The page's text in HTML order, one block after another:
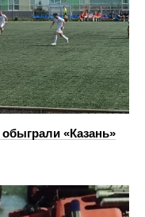
«Казань»